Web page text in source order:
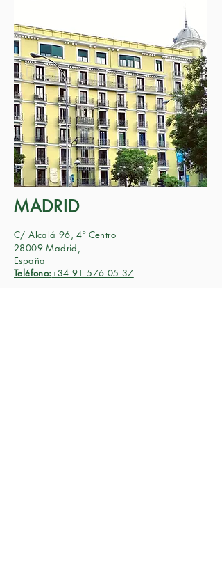
MADRID
C/ Alcalá 96, 4º Centro
28009 Madrid,
España
Teléfono:+34 91 576 05 37